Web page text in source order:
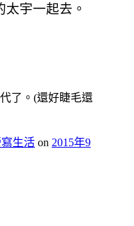
宇一起去。
了。(還好睫毛還
生活 on 2015年9